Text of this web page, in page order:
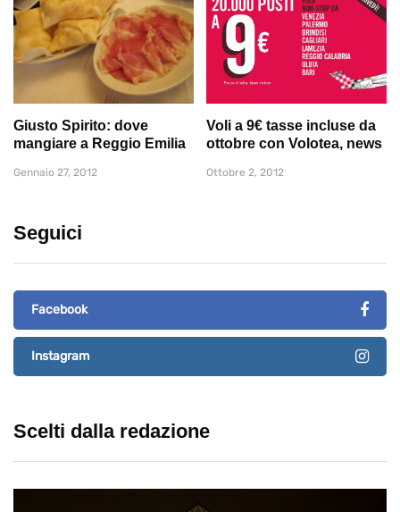
Giusto Spirito: dove
mangiare a Reggio Emilia
Gennaio 27, 2012
Voli a 9€ tasse incluse da
ottobre con Volotea, news
Ottobre 2, 2012
Seguici
Facebook
Instagram
Scelti dalla redazione